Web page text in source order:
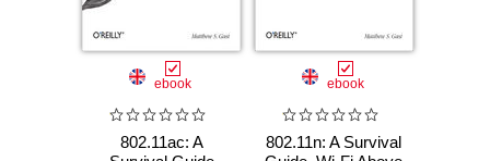
ebook
802.11ac: A
ebook
802.11n: A Survival